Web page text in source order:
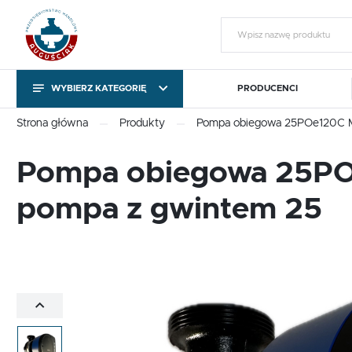
KATEGORIE
cyrkulacyjne
Sterowniki pomp C.O. i
C.W.U.
WYBIERZ KATEGORIĘ
Export outside the EU
PRODUCENCI
Strona główna Produkty Pompa obiegowa
Pompa obiegowa
pompa z gwintem 25